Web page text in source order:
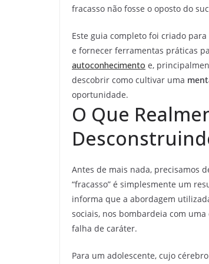
fracasso não fosse o oposto do
Este guia completo foi criado
e fornecer ferramentas práticas
autoconhecimento e,
descobrir como cultivar uma
oportunidade.
O Que
Antes de mais nada, precisamos
“fracasso” é simplesmente um
informa que a abordagem
sociais, nos bombardeia com
falha de caráter.
Para um adolescente, cujo